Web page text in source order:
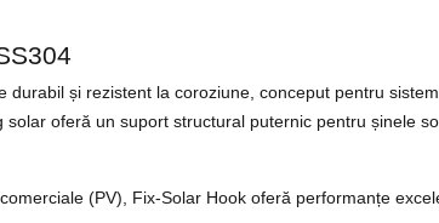
durabil și rezistent la coroziune, conceput pentru
oferă un suport structural puternic pentru șinele
(PV), Fix-Solar Hook oferă performanțe